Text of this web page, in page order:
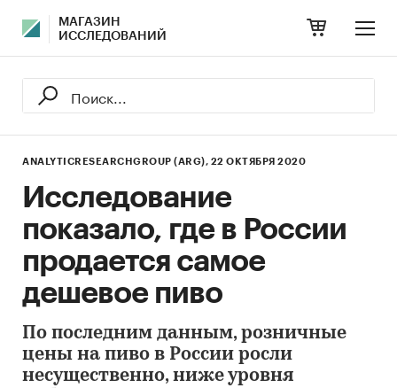
МАГАЗИН
ИССЛЕДОВАНИЙ
ANALYTICRESEARCHGROUP (ARG), 22 ОКТЯБРЯ 2020
Исследование
показало, где в России
продается самое
дешевое пиво
По последним данным, розничные
цены на пиво в России росли
несущественно, ниже уровня